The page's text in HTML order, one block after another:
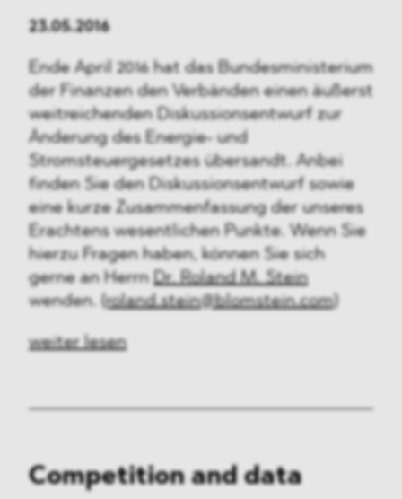
23.05.2016
Ende April 2016 hat das Bundesministerium
der Finanzen den Verbänden einen äußerst
weitreichenden Diskussionsentwurf zur
Änderung des Energie- und
Stromsteuergesetzes übersandt. Anbei
finden Sie den Diskussionsentwurf sowie
eine kurze Zusammenfassung der unseres
Erachtens wesentlichen Punkte. Wenn Sie
hierzu Fragen haben, können Sie sich
gerne an Herrn Dr. Roland M. Stein
wenden. (roland.stein@blomstein.com)
weiter lesen
Competition and data